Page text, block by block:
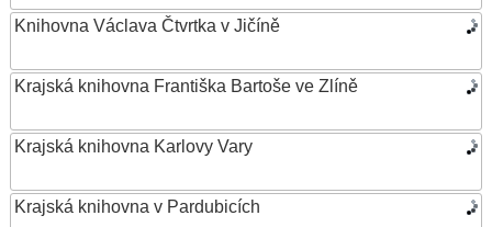
Knihovna Václava Čtvrtka v Jičíně
Krajská knihovna Františka Bartoše ve Zlíně
Krajská knihovna Karlovy Vary
Krajská knihovna v Pardubicích